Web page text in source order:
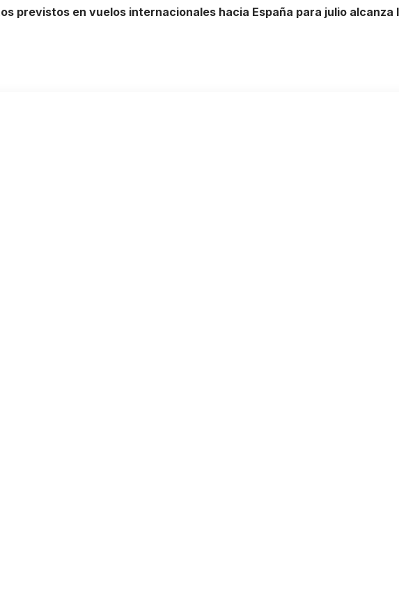
previstos en vuelos internacionales hacia España para julio alcanza